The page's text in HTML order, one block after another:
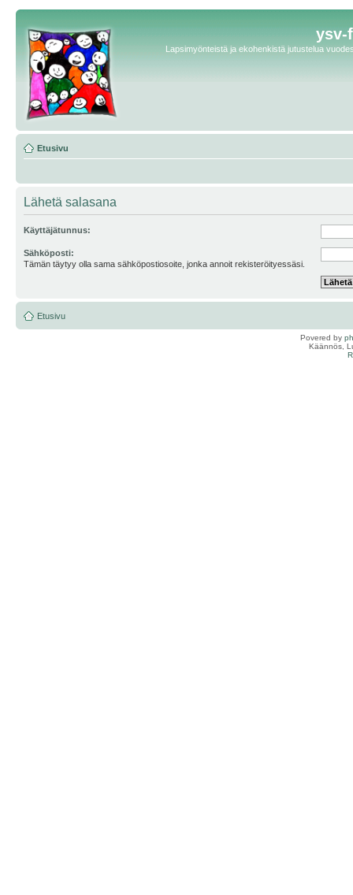
ysv-
Lapsimyönteistä ja ekohenkistä jutustelua
Etusivu
Lähetä salasana
Käyttäjätunnus:
Sähköposti:
Tämän täytyy olla sama sähköpostiosoite, jonka annoit rekisteröityessäsi.
Etusivu
Povered by
Käännös,